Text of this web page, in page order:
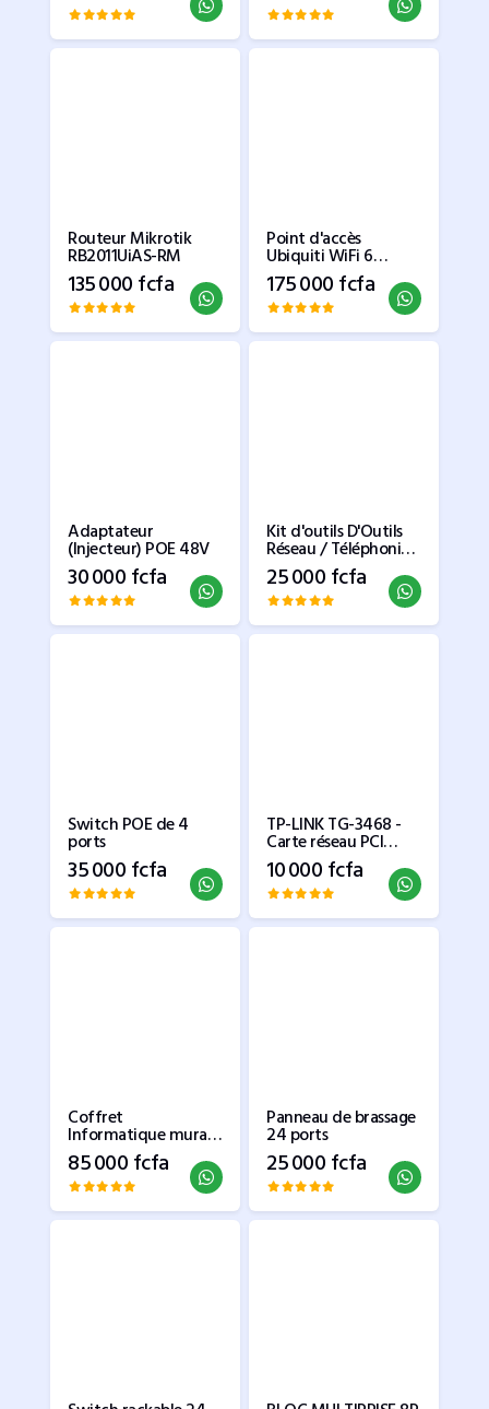
Routeur Mikrotik
RB2011UiAS-RM
135 000 fcfa
Point d'accès
Ubiquiti WiFi 6
longue portée - U6-
LR
175 000 fcfa
Adaptateur
(Injecteur) POE 48V
30 000 fcfa
Kit d'outils D'Outils
Réseau / Téléphonie /
Internet 9 en 1
Testeur
25 000 fcfa
Switch POE de 4
ports
35 000 fcfa
TP-LINK TG-3468 -
Carte réseau PCI
Express Gigabit LAN
(10/100/1000 Mbps)
10 000 fcfa
Coffret
Informatique mural
9U 19
85 000 fcfa
Panneau de brassage
24 ports
25 000 fcfa